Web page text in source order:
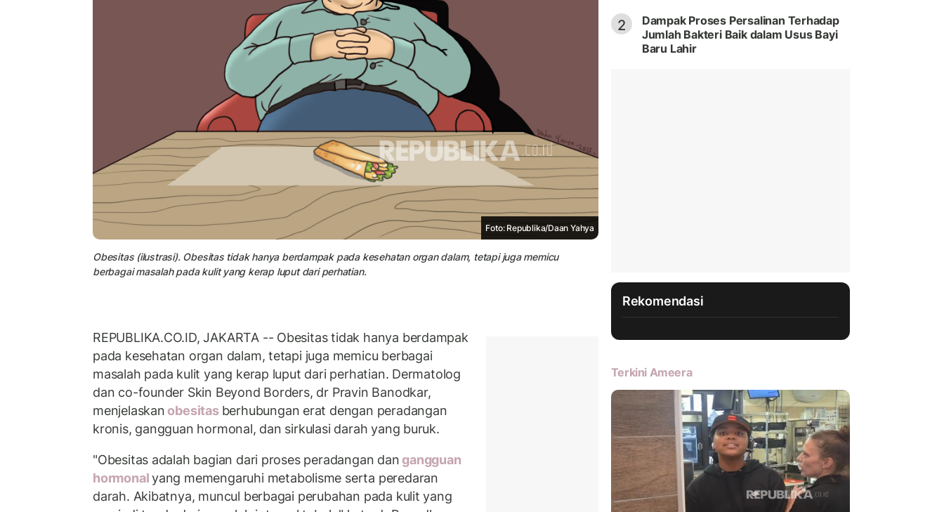
Foto: Republika/Daan Yahya
Obesitas (ilustrasi). Obesitas tidak hanya berdampak pada kesehatan organ dalam, tetapi juga memicu
berbagai masalah pada kulit yang kerap luput dari perhatian.
REPUBLIKA.CO.ID, JAKARTA -- Obesitas tidak hanya berdampak
pada kesehatan organ dalam, tetapi juga memicu berbagai
masalah pada kulit yang kerap luput dari perhatian. Dermatolog
dan co-founder Skin Beyond Borders, dr Pravin Banodkar,
menjelaskanobesitas berhubungan erat dengan peradangan
kronis, gangguan hormonal, dan sirkulasi darah yang buruk.
"Obesitas adalah bagian dari proses peradangan dan gangguan
hormonalyang memengaruhi metabolisme serta peredaran
darah. Akibatnya, muncul berbagai perubahan pada kulit yang
2
Dampak Proses Persalinan Terhadap
Jumlah Bakteri Baik dalam Usus Bayi
Baru Lahir
Rekomendasi
Terkini Ameera